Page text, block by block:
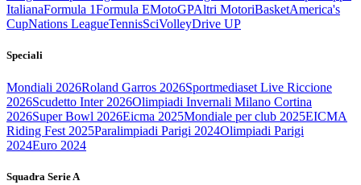
ItalianaFormula 1Formula EMotoGPAltri MotoriBasketAmerica's
CupNations LeagueTennisSciVolleyDrive UP
Speciali
Mondiali 2026Roland Garros 2026Sportmediaset Live Riccione
2026Scudetto Inter 2026Olimpiadi Invernali Milano Cortina
2026Super Bowl 2026Eicma 2025Mondiale per club 2025EICMA
Riding Fest 2025Paralimpiadi Parigi 2024Olimpiadi Parigi
2024Euro 2024
Squadra Serie A